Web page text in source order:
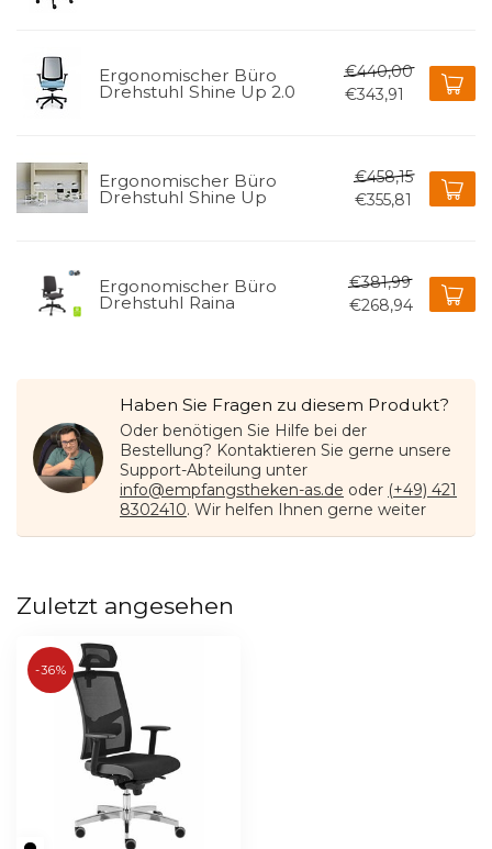
Ergonomischer Büro
Drehstuhl Shine Up 2.0
€440,00
€343,91
Ergonomischer Büro
Drehstuhl Shine Up
€458,15
€355,81
Ergonomischer Büro
Drehstuhl Raina
€381,99
€268,94
Haben Sie Fragen zu diesem Produkt?
Oder benötigen Sie Hilfe bei der
Bestellung? Kontaktieren Sie gerne unsere
Support-Abteilung unter
info@empfangstheken-as.de oder (+49) 421
8302410. Wir helfen Ihnen gerne weiter
Zuletzt angesehen
-36%